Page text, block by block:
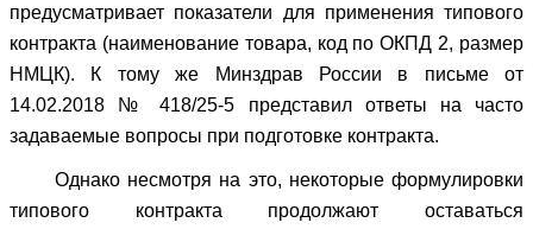
предусматривает показатели для применения типового
контракта (наименование товара, код по ОКПД 2, размер
НМЦК). К тому же Минздрав России в письме от
14.02.2018 № 418/25-5 представил ответы на часто
задаваемые вопросы при подготовке контракта.
Однако несмотря на это, некоторые формулировки
типового контракта продолжают оставаться